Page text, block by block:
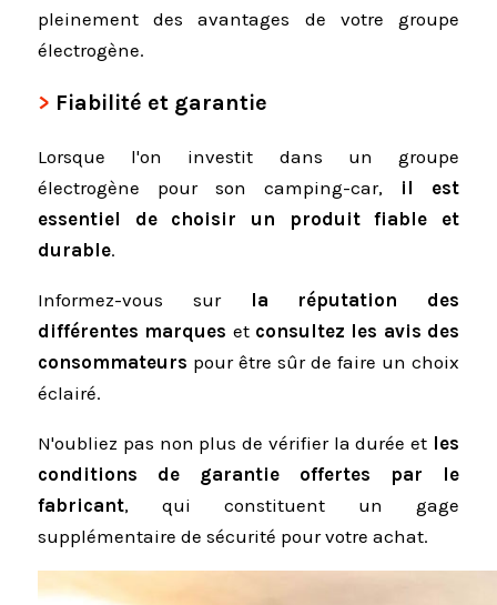
pleinement des avantages de votre groupe
électrogène.
Fiabilité et garantie
Lorsque l'on investit dans un groupe
électrogène pour son camping-car, il est
essentiel de choisir un produit fiable et
durable.
Informez-vous surla réputation des
différentes marques et consultez les avis des
consommateurs pour être sûr de faire un choix
éclairé.
N'oubliez pas non plus de vérifier la durée et les
conditions de garantie offertes par le
fabricant, qui constituent un gage
supplémentaire de sécurité pour votre achat.